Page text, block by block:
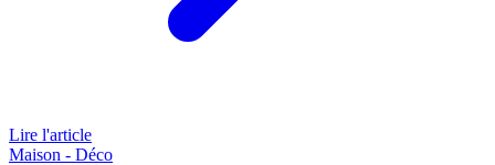
Lire l'article
Maison - Déco